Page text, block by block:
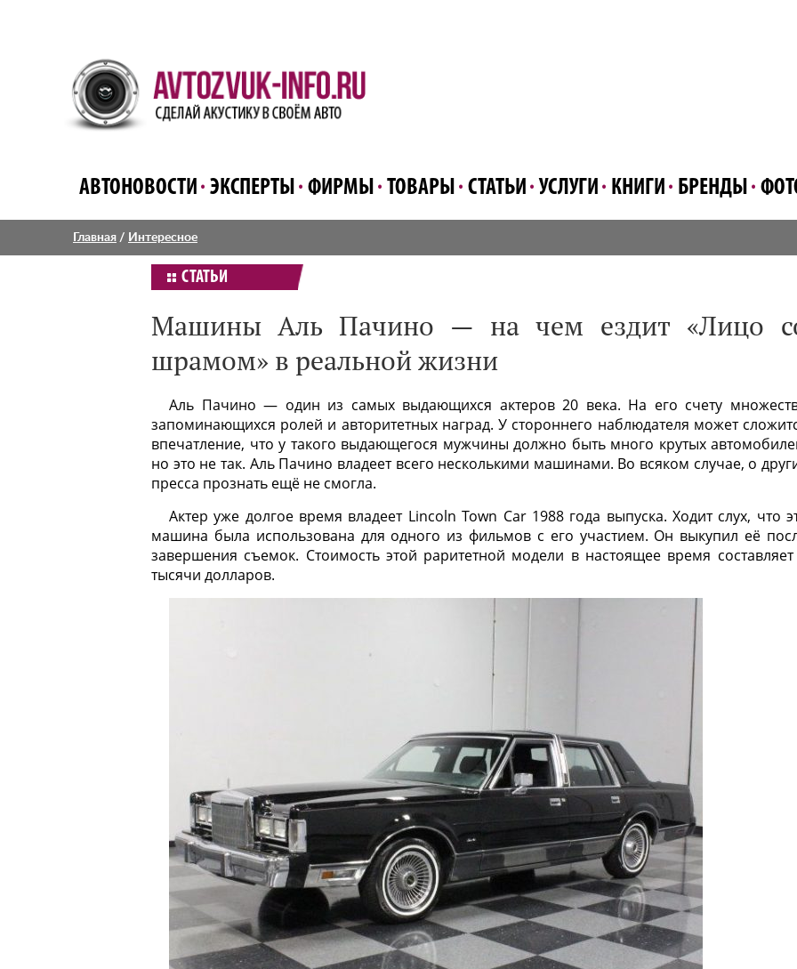
АВТОНОВОСТИ ЭКСПЕРТЫ ФИРМЫ ТОВАРЫ СТАТЬИ УСЛУГИ КНИГИ БРЕНДЫ
Главная / Интересное
СТАТЬИ
Машины Аль Пачино — на чем ездит «Лицо
шрамом» в реальной жизни
Аль Пачино — один из самых выдающихся актеров 20 века. На его счету
запоминающихся ролей и авторитетных наград. У стороннего наблюдателя может
впечатление, что у такого выдающегося мужчины должно быть много крутых
но это не так. Аль Пачино владеет всего несколькими машинами. Во всяком случае, о
пресса прознать ещё не смогла.
Актер уже долгое время владеет Lincoln Town Car 1988 года выпуска. Ходит слух, что
машина была использована для одного из фильмов с его участием. Он выкупил её
завершения съемок. Стоимость этой раритетной модели в настоящее время
тысячи долларов.